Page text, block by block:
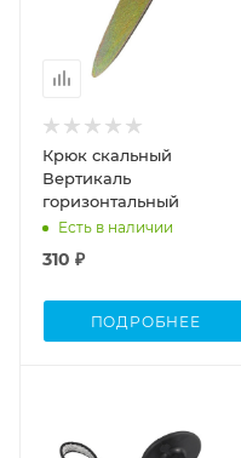
Крюк скальный
Вертикаль
горизонтальный
Есть в наличии
310 ₽
ПОДРОБНЕЕ